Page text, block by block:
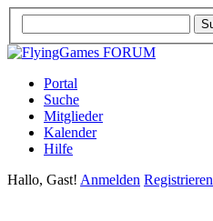
Portal
Suche
Mitglieder
Kalender
Hilfe
Hallo, Gast! Anmelden Registrieren